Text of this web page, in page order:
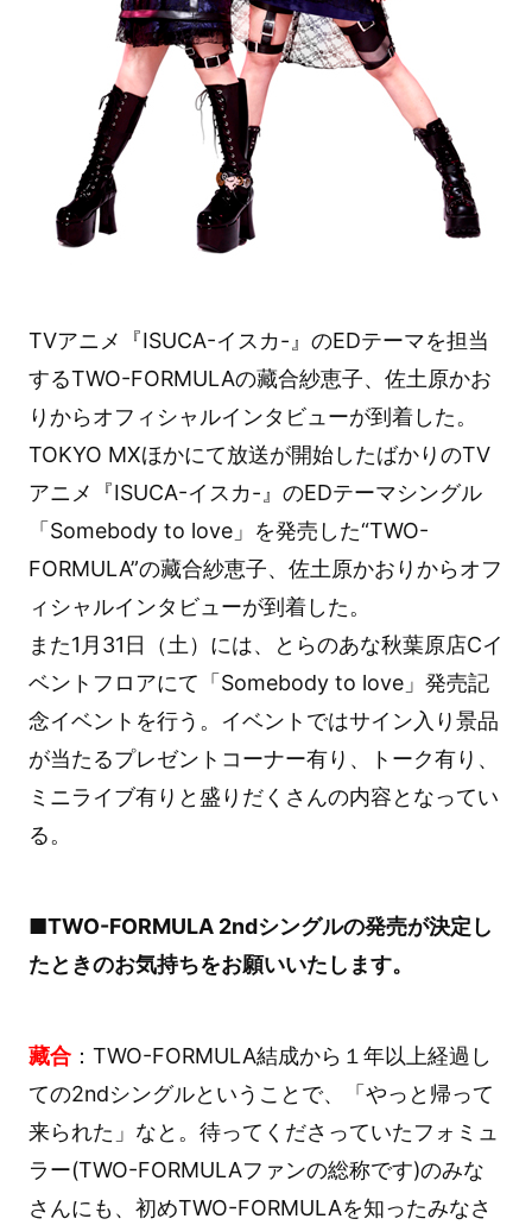
TVアニメ『ISUCA-イスカ-』のEDテーマを担当
するTWO-FORMULAの藏合紗恵子、佐土原かお
りからオフィシャルインタビューが到着した。
TOKYO MXほかにて放送が開始したばかりのTV
アニメ『ISUCA-イスカ-』のEDテーマシングル
「Somebody to love」を発売した“TWO-
FORMULA”の藏合紗恵子、佐土原かおりからオフ
ィシャルインタビューが到着した。
また1月31日（土）には、とらのあな秋葉原店Cイ
ベントフロアにて「Somebody to love」発売記
念イベントを行う。イベントではサイン入り景品
が当たるプレゼントコーナー有り、トーク有り、
ミニライブ有りと盛りだくさんの内容となってい
る。
■TWO-FORMULA 2ndシングルの発売が決定し
たときのお気持ちをお願いいたします。
藏合：TWO-FORMULA結成から１年以上経過し
ての2ndシングルということで、「やっと帰って
来られた」なと。待ってくださっていたフォミュ
ラー(TWO-FORMULAファンの総称です)のみな
さんにも、初めTWO-FORMULAを知ったみなさ